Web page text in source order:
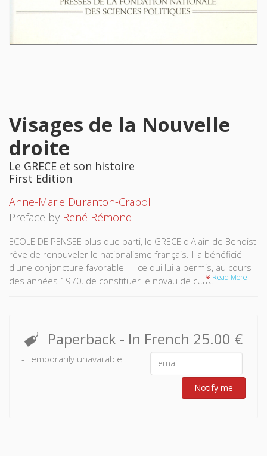
Visages de la Nouvelle
droite
Le GRECE et son histoire
First Edition
Anne-Marie Duranton-Crabol
Preface by René Rémond
ECOLE DE PENSEE plus que parti, le GRECE d'Alain de Benoist
rêve de renouveler le nationalisme français. Il a bénéficié
d'une conjoncture favorable — ce qui lui a permis, au cours
des années 1970, de constituer le noyau de cette
stratégie de conquête de la société civile qu'il a développés.
L'auteur reconstitue le cheminement par lequel une
génération droitière en est arrivée à exalter un « droit à la
différence » qui n'a rien de démocratique car ses
implications tendent à banaliser des préjugés raciaux. Le
lecteur découvrira aussi comment se transgressent les
Read More
Paperback - In French 25.00 €
- Temporarily unavailable
Notify me